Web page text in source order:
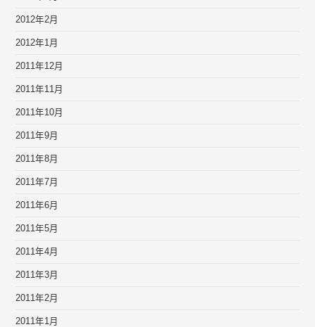
2012年2月
2012年1月
2011年12月
2011年11月
2011年10月
2011年9月
2011年8月
2011年7月
2011年6月
2011年5月
2011年4月
2011年3月
2011年2月
2011年1月